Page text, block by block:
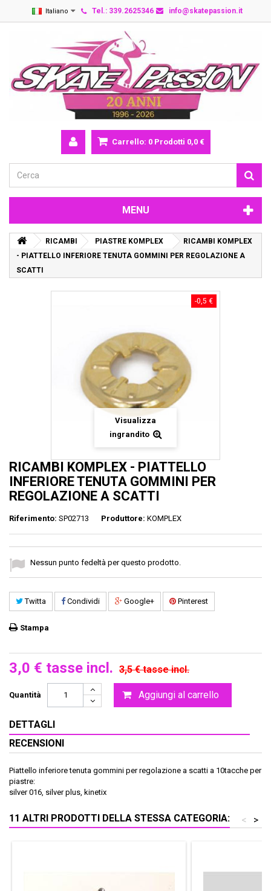
Italiano Tel.: 339.2625346 info@skatepassion.it
Carrello: 0 Prodotti 0,0 €
MENU
RICAMBI PIASTRE KOMPLEX
RICAMBI KOMPLEX
- PIATTELLO INFERIORE TENUTA GOMMINI PER REGOLAZIONE A
SCATTI
-0,5 €
Visualizza
ingrandito
RICAMBI KOMPLEX - PIATTELLO
INFERIORE TENUTA GOMMINI PER
REGOLAZIONE A SCATTI
Riferimento: SP02713 Produttore: KOMPLEX
Nessun punto fedeltà per questo prodotto.
Twitta Condividi Google+ Pinterest
Stampa
3,0 € tasse incl. 3,5 €tasse incl.
Quantità Aggiungi al carrello
DETTAGLI
RECENSIONI
Piattello inferiore tenuta gommini per regolazione a scatti a 10tacche per
piastre:
silver 016, silver plus, kinetix
11 ALTRI PRODOTTI DELLA STESSA CATEGORIA: >
<